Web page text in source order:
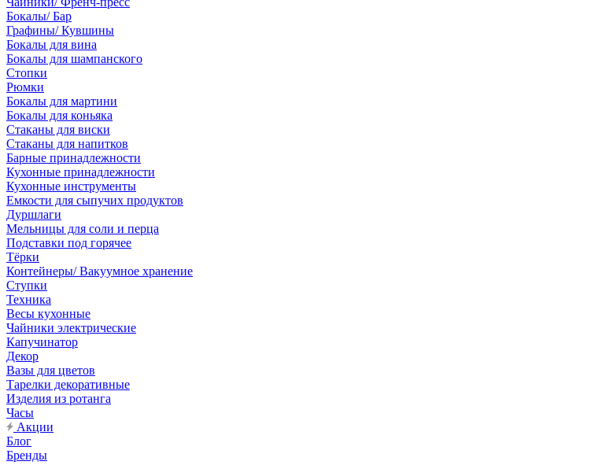
Бокалы/ Бар
Графины/ Кувшины
Бокалы для вина
Бокалы для шампанского
Стопки
Рюмки
Бокалы для мартини
Бокалы для коньяка
Стаканы для виски
Стаканы для напитков
Барные принадлежности
Кухонные принадлежности
Кухонные инструменты
Емкости для сыпучих продуктов
Дуршлаги
Мельницы для соли и перца
Подставки под горячее
Тёрки
Контейнеры/ Вакуумное хранение
Ступки
Техника
Весы кухонные
Чайники электрические
Капучинатор
Декор
Вазы для цветов
Тарелки декоративные
Изделия из ротанга
Часы
Акции
Блог
Бренды